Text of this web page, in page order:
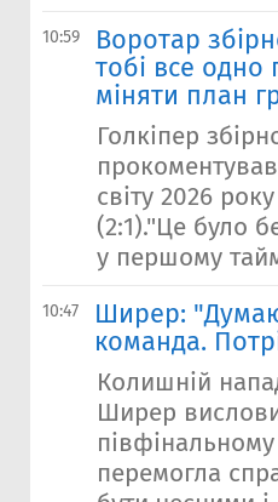
10:59
Воротар
тобі все
міняти план
Голкіпер
світу 2026
(2:1)."Це було
у першому
10:47
Ширер:
команда.
Колишній
Ширер
перемогла